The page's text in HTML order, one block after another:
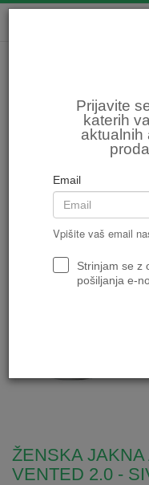
Prijavite
katerih
aktualnih
Email
Vpišite vaš email
Strinjam se z
pošiljanja e-
ŽENSKA
VENTED 2.0 -